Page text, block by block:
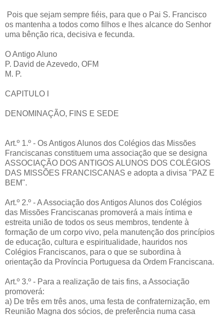
Pois que sejam sempre fiéis, para que o Pai S. Francisco
os mantenha a todos como filhos e lhes alcance do Senhor
uma bênção rica, decisiva e fecunda.
O Antigo Aluno
P. David de Azevedo, OFM
M. P.
CAPITULO I
DENOMINAÇÃO, FINS E SEDE
Art.º 1.º - Os Antigos Alunos dos Colégios das Missões
Franciscanas constituem uma associação que se designa
ASSOCIAÇÃO DOS ANTIGOS ALUNOS DOS COLÉGIOS
DAS MISSÕES FRANCISCANAS e adopta a divisa "PAZ E
BEM".
Art.º 2.º - A Associação dos Antigos Alunos dos Colégios
das Missões Franciscanas promoverá a mais íntima e
estreita união de todos os seus membros, tendente à
formação de um corpo vivo, pela manutenção dos princípios
de educação, cultura e espiritualidade, hauridos nos
Colégios Franciscanos, para o que se subordina à
orientação da Província Portuguesa da Ordem Franciscana.
Art.º 3.º - Para a realização de tais fins, a Associação
promoverá:
a) De três em três anos, uma festa de confraternização, em
Reunião Magna dos sócios, de preferência numa casa